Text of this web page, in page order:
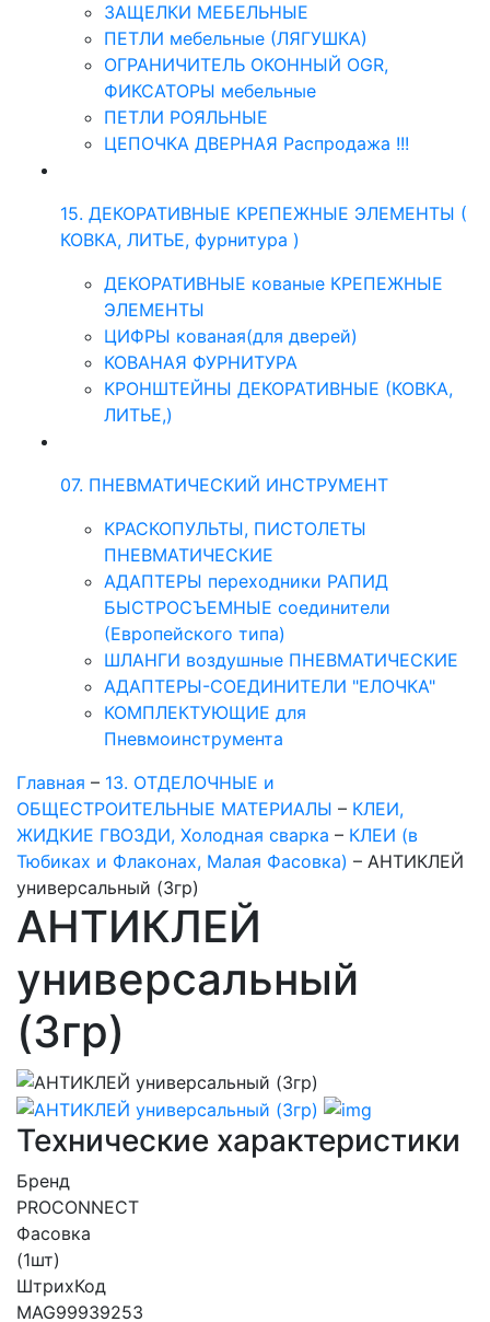
ЗАЩЕЛКИ МЕБЕЛЬНЫЕ
ПЕТЛИ мебельные (ЛЯГУШКА)
ОГРАНИЧИТЕЛЬ ОКОННЫЙ OGR,
ФИКСАТОРЫ мебельные
ПЕТЛИ РОЯЛЬНЫЕ
ЦЕПОЧКА ДВЕРНАЯ Распродажа !!!
15. ДЕКОРАТИВНЫЕ КРЕПЕЖНЫЕ ЭЛЕМЕНТЫ (
КОВКА, ЛИТЬЕ, фурнитура )
ДЕКОРАТИВНЫЕ кованые КРЕПЕЖНЫЕ
ЭЛЕМЕНТЫ
ЦИФРЫ кованая(для дверей)
КОВАНАЯ ФУРНИТУРА
КРОНШТЕЙНЫ ДЕКОРАТИВНЫЕ (КОВКА,
ЛИТЬЕ,)
07. ПНЕВМАТИЧЕСКИЙ ИНСТРУМЕНТ
КРАСКОПУЛЬТЫ, ПИСТОЛЕТЫ
ПНЕВМАТИЧЕСКИЕ
АДАПТЕРЫ переходники РАПИД
БЫСТРОСЪЕМНЫЕ соединители
(Европейского типа)
ШЛАНГИ воздушные ПНЕВМАТИЧЕСКИЕ
АДАПТЕРЫ-СОЕДИНИТЕЛИ "ЕЛОЧКА"
КОМПЛЕКТУЮЩИЕ для
Пневмоинструмента
Главная – 13. ОТДЕЛОЧНЫЕ и
ОБЩЕСТРОИТЕЛЬНЫЕ МАТЕРИАЛЫ – КЛЕИ,
ЖИДКИЕ ГВОЗДИ, Холодная сварка – КЛЕИ (в
Тюбиках и Флаконах, Малая Фасовка) – АНТИКЛЕЙ
универсальный (3гр)
АНТИКЛЕЙ
универсальный
(3гр)
Технические характеристики
Бренд
PROCONNECT
Фасовка
(1шт)
ШтрихКод
MAG99939253